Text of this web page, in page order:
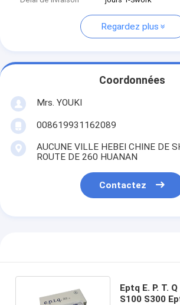
Regardez plus
Coordonnées
Mrs. YOUKI
008619931162089
AUCUNE VILLE HEBEI CHINE DE
ROUTE DE 260 HUANAN
Contactez
Eptq E. P. T.
S100 S300